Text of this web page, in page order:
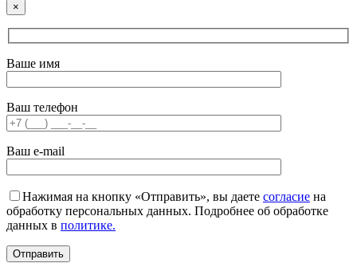
×
Ваше имя
Ваш телефон
Ваш e-mail
Нажимая на кнопку «Отправить», вы даете согласие на
обработку персональных данных. Подробнее об обработке
данных в политике.